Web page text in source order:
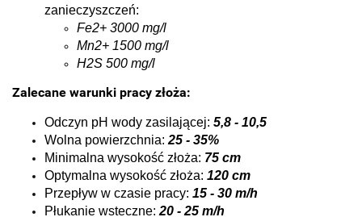
zanieczyszczeń:
Fe2+ 3000 mg/l
Mn2+ 1500 mg/l
H2S 500 mg/l
Zalecane warunki pracy złoża:
Odczyn pH wody zasilającej: 5,8 - 10,5
Wolna powierzchnia: 25 - 35%
Minimalna wysokość złoża: 75 cm
Optymalna wysokość złoża: 120 cm
Przepływ w czasie pracy: 15 - 30 m/h
Płukanie wsteczne: 20 - 25 m/h